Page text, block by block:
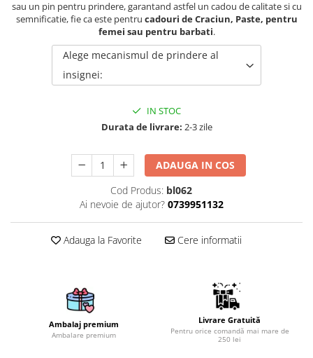
Stickere
Brelocuri din Inox
Accesorii de Bucatarie
Personalizate
Tocatoare Personalizate
Suporturi de Pahare
Manusi Personalizate
Personalizate
Termosuri Personalizate
Desfacatoare si Tirbusoane
sau un pin pentru prindere, garantand astfel un cadou de calitate si cu
semnificatie, fie ca este pentru cadouri de Craciun, Paste, pentru
femei sau pentru barbati.
Alege mecanismul de prindere al
insignei:
IN STOC
Durata de livrare: 2-3 zile
ADAUGA IN COS
Cod Produs: bl062
Ai nevoie de ajutor? 0739951132
Adauga la Favorite Cere informatii
Ambalaj premium
Ambalare premium
Livrare Gratuită
Pentru orice comandă mai mare de
250 lei